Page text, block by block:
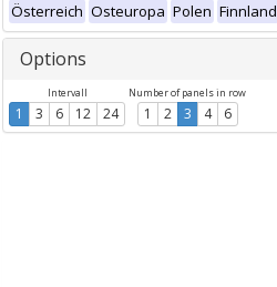
Österreich Osteuropa Polen Finnland
Options
Intervall
1 3 6 12 24
Number of panels in row
1 2 3 4 6